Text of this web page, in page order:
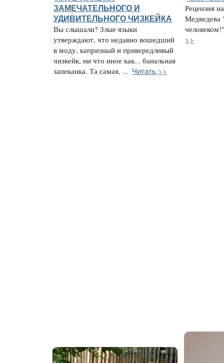
ЗАМЕЧАТЕЛЬНОГО И
УДИВИТЕЛЬНОГО ЧИЗКЕЙКА
Вы слышали? Злые языки
утверждают, что недавно вошедший
в моду, капризный и привередливый
чизкейк, ни что иное как... банальная
запеканка. Та самая, ... Читать >>
Рецензия
Медведева
>>